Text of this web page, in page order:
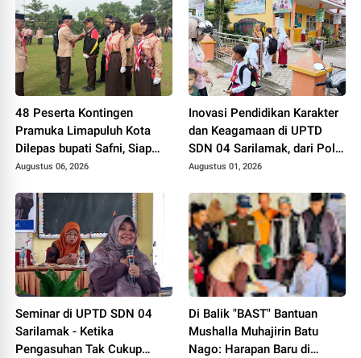
48 Peserta Kontingen
Pramuka Limapuluh Kota
Dilepas bupati Safni, Siap
Berangkat ke Jambore
Augustus 06, 2026
Inovasi Pendidikan Karakter
dan Keagamaan di UPTD
SDN 04 Sarilamak, dari Pola
Tidur sampai Puasa Kamis
Augustus 01, 2026
Seminar di UPTD SDN 04
Sarilamak - Ketika
Pengasuhan Tak Cukup
Di Balik "BAST" Bantuan
Mushalla Muhajirin Batu
Nago: Harapan Baru di